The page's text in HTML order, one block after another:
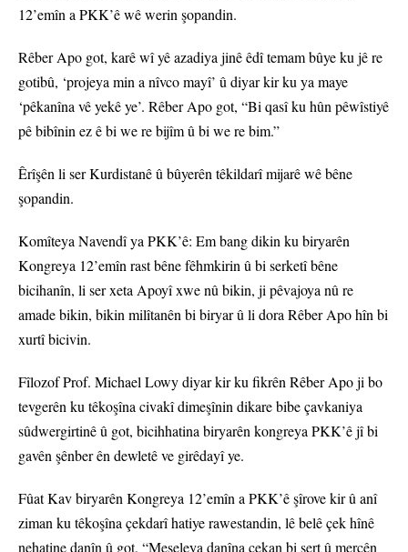
12’emîn a PKK’ê wê werin şopandin.
Rêber Apo got, karê wî yê azadiya jinê êdî temam bûye ku jê re
gotibû, ‘projeya min a nîvco mayî’ û diyar kir ku ya maye
‘pêkanîna vê yekê ye’. Rêber Apo got, “Bi qasî ku hûn pêwîstiyê
pê bibînin ez ê bi we re bijîm û bi we re bim.”
Êrîşên li ser Kurdistanê û bûyerên têkildarî mijarê wê bêne
şopandin.
Komîteya Navendî ya PKK’ê: Em bang dikin ku biryarên
Kongreya 12’emîn rast bêne fêhmkirin û bi serketî bêne
bicihanîn, li ser xeta Apoyî xwe nû bikin, ji pêvajoya nû re
amade bikin, bikin milîtanên bi biryar û li dora Rêber Apo hîn bi
xurtî bicivin.
Fîlozof Prof. Michael Lowy diyar kir ku fikrên Rêber Apo ji bo
tevgerên ku têkoşîna civakî dimeşînin dikare bibe çavkaniya
sûdwergirtinê û got, bicihhatina biryarên kongreya PKK’ê jî bi
gavên şênber ên dewletê ve girêdayî ye.
Fûat Kav biryarên Kongreya 12’emîn a PKK’ê şîrove kir û anî
ziman ku têkoşîna çekdarî hatiye rawestandin, lê belê çek hînê
nehatine danîn û got, “Meseleya danîna çekan bi şert û mercên